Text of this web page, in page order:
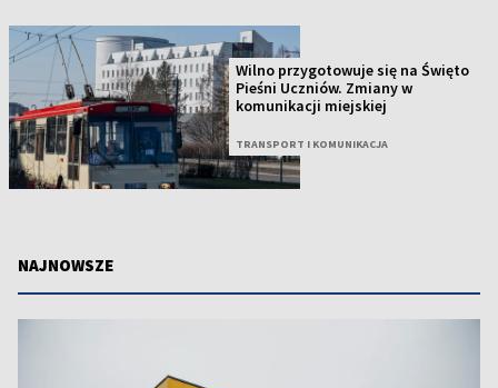
Wilno przygotowuje się na Święto
Pieśni Uczniów. Zmiany w
komunikacji miejskiej
TRANSPORT I KOMUNIKACJA
NAJNOWSZE